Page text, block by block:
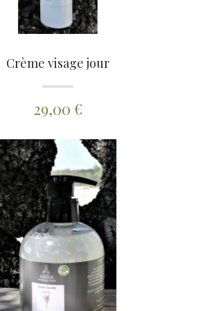
Crème visage jour
29,00 €